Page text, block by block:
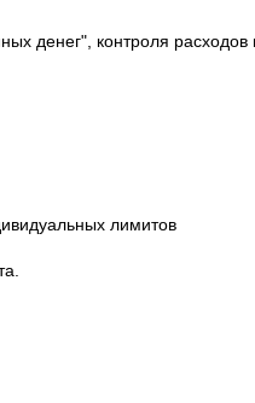
денег", контроля расходов
лимитов